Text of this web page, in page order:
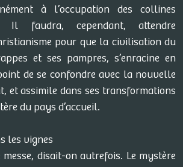
à l’occupation des collines
Il faudra, cependant, attendre
pour que la civilisation du
et ses pampres, s’enracine en
de se confondre avec la nouvelle
et assimile dans ses transformations
du pays d’accueil.
les vignes
disait-on autrefois. Le mystère